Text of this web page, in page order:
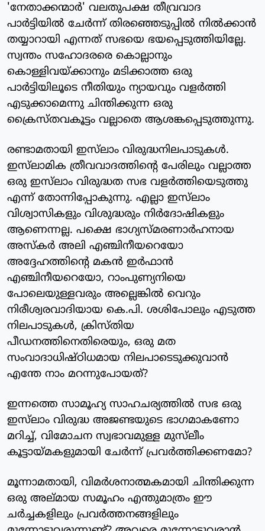
'നേതാക്കന്മാര്‍' വലതുപക്ഷ തീവ്രവാദ
പാര്‍ട്ടിയില്‍ ചേര്‍ന്ന് തിരഞ്ഞെടുപ്പില്‍ നില്‍ക്കാന്‍
തയ്യാറായി എന്നത് സഭയെ ഭയപ്പെടുത്തിയില്ലേ.
സ്വന്തം സഹോദരരെ കൊല്ലാനും
കൊള്ളിവയ്ക്കാനും മടിക്കാത്ത ഒരു
പാര്‍ട്ടിയിലൂടെ നീതിയും ന്യായവും വളര്‍ത്തി
എടുക്കാമെന്നു ചിന്തിക്കുന്ന ഒരു
ക്രൈസ്തവകൂട്ടം വല്ലാതെ ആശങ്കപ്പെടുത്തുന്നു.
രണ്ടാമതായി ഇസ്‌ലാം വിരുദ്ധനിലപാടുകള്‍.
ഇസ്‌ലാമിക ത്രീവവാദത്തിന്റെ പേരിലും വല്ലാത്ത
ഒരു ഇസ്‌ലാം വിരുദ്ധത സഭ വളര്‍ത്തിയെടുത്തു
എന്ന് തോന്നിപ്പോകുന്നു. എല്ലാ ഇസ്‌ലാം
വിശ്വാസികളും വിശുദ്ധരും നിര്‍ദോഷികളും
ആണെന്നല്ല. പക്ഷെ ഭാഗ്യസ്മരണാര്‍ഹനായ
അസ്‌കര്‍ അലി എഞ്ചിനീയറെയോ
അദ്ദേഹത്തിന്റെ മകന്‍ ഇര്‍ഫാന്‍
എഞ്ചിനീയറെയോ, റാംപുണ്യനിയെ
പോലെയുള്ളവരും അല്ലെങ്കില്‍ വെറും
നിരീശ്വരവാദിയായ കെ.പി. ശശിപോലും എടുത്ത
നിലപാടുകള്‍, ക്രിസ്തിയ
പീഡനത്തിനെതിരെയും, ഒരു മത
സംവാദാധിഷ്ഠിധമായ നിലപാടെടുക്കുവാന്‍
എന്തേ നാം മറന്നുപോയത്?
ഇന്നത്തെ സാമൂഹ്യ സാഹചര്യത്തില്‍ സഭ ഒരു
ഇസ്‌ലാം വിരുദ്ധ അജണ്ടയുടെ ഭാഗമാകണോ
മറിച്ച്, വിമോചന സ്വഭാവമുള്ള മുസ്‌ലീം
കൂട്ടായ്മകളുമായി ചേര്‍ന്ന് പ്രവര്‍ത്തിക്കണമോ?
മൂന്നാമതായി, വിമര്‍ശനാത്മകമായി ചിന്തിക്കുന്ന
ഒരു അല്മായ സമൂഹം എന്തുമാത്രം ഈ
ചര്‍ച്ചകളിലും പ്രവര്‍ത്തനങ്ങളിലും